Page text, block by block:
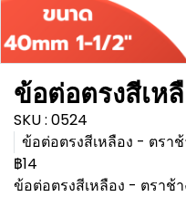
ข้อต่อตรงสีเห
SKU : 0524
ข้อต่อตรงสีเหลือง - ตรา
฿14
ข้อต่อตรงสีเหลือง - ตราช้า